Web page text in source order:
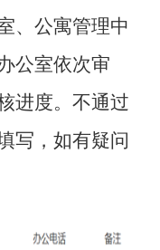
、公寓管理中
公室依次审
进度。不通过
写，如有疑问